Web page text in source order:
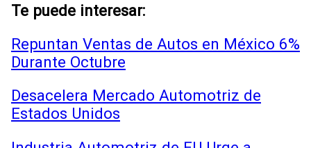
Te puede interesar:
Repuntan Ventas de Autos en México 6%
Durante Octubre
Desacelera Mercado Automotriz de
Estados Unidos